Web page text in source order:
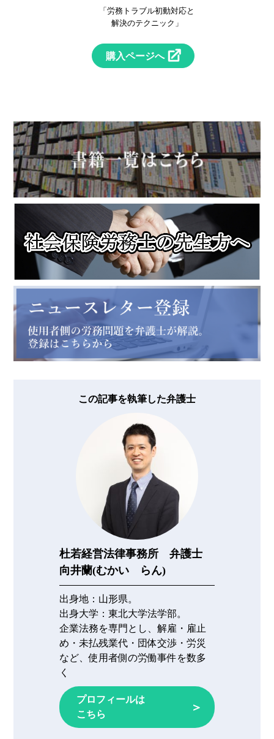
「労務トラブル初動対応と
解決のテクニック」
購入ページへ
この記事を執筆した弁護士
杜若経営法律事務所 弁護士
向井蘭(むかい らん)
出身地： 山形県。
出身大学： 東北大学法学部。
企業法務を専門とし、解雇・雇止
め・未払残業代・団体交渉・労災
など、使用者側の労働事件を数多
く
プロフィールは
こちら
＞